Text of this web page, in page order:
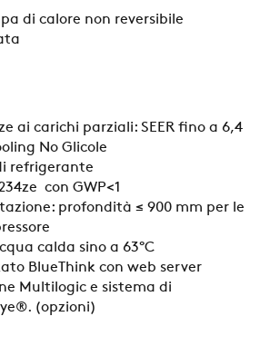
SWEGON
di calore non reversibile
ai carichi parziali: SEER fino a 6,4
No Glicole
refrigerante
con GWP<1
profondità ≤ 900 mm per le
calda sino a 63°C
BlueThink con web server
Multilogic e sistema di
(opzioni)